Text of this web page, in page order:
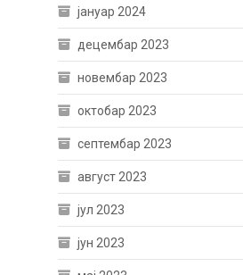
јануар 2024
децембар 2023
новембар 2023
октобар 2023
септембар 2023
август 2023
јул 2023
јун 2023